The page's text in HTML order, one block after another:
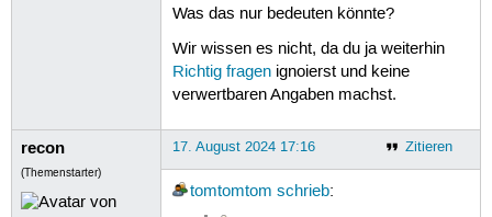
Was das nur bedeuten könnte?
Wir wissen es nicht, da du ja weiterhin
Richtig fragenignoierst und keine
verwertbaren Angaben machst.
recon
(Themenstarter)
Zitieren
17. August 2024 17:16
tomtomtom schrieb: